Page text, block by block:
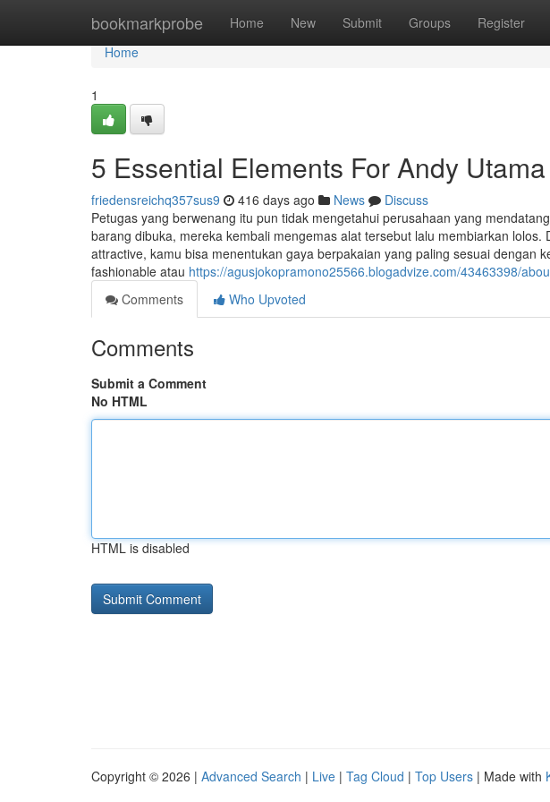
bookmarkprobe Home New Submit Groups Register
Home
Home
1
5 Essential Elements For Andy
friedensreichq357sus9 416 days ago News
Discuss
Petugas yang berwenang itu pun tidak mengetahui perusahaan yang
barang dibuka, mereka kembali mengemas alat tersebut lalu membiarkan
attractive, kamu bisa menentukan gaya berpakaian yang paling sesuai dengan
fashionable atau https://agusjokopramono25566.blogadvize.com/43463398/
Comments
Who Upvoted
Comments
Submit a Comment
No HTML
HTML is disabled
Copyright © 2026 | Advanced Search | Live | Tag Cloud | Top Users | Made with